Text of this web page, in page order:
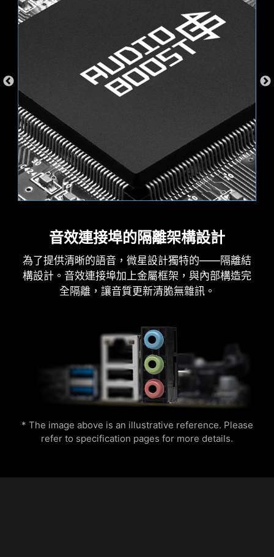
搭載前置式TYPE-C
MSI PRO 主板支援前置 USB Type-C介面，使遊戲
玩家可以連接最新的 USB 裝置。並可配合 MSI 機
殼一起建構系統主機，可獲得最便捷的體驗。
音效連接埠的隔離架構設計
為了提供清晰的語音，微星設計獨特的——隔離結
構設計。音效連接埠加上金屬框架，與內部構造完
全隔離，讓音質更新清脆無雜訊。
* The image above is an illustrative reference. Please
refer to specification pages for more details.
火焰 呼吸
色環
Creation Boost AI Boost
一鍵CPU超頻可自動優化處理器性能，即時調整至
最佳狀態。
Mystic Light
式上。
AIDA64 EXTREME 獨家版本
費試用。 AIDA64 Extreme 是一款電腦軟硬體偵測
診斷軟體。通過該軟體，您可以在電腦上監控作業
系統、主機板、CPU、BIOS…等相關詳細資訊，並
可儲存CSV、HTML 等多種格式文件。